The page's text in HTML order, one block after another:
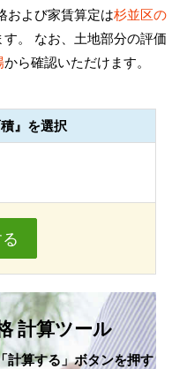
および家賃算定は杉並区の
。 なお、土地部分の評価
から確認いただけます。
』を選択
計算ツール
計算する」ボタンを押す